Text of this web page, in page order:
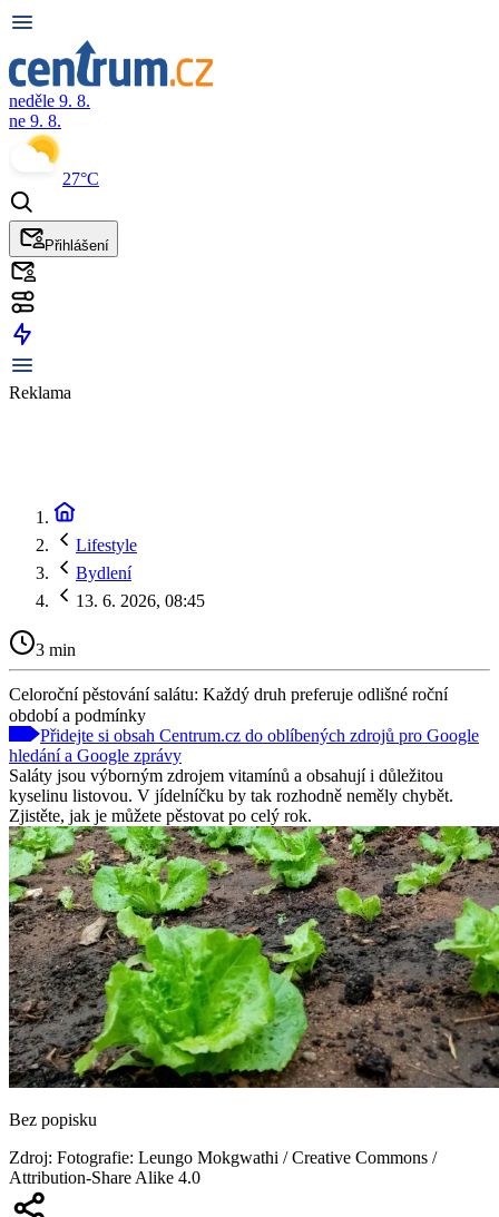
neděle 9. 8.
ne 9. 8.
27°C
Přihlášení
Reklama
Lifestyle
Bydlení
13. 6. 2026, 08:45
3 min
Celoroční pěstování salátu: Každý druh preferuje odlišné roční
období a podmínky
Přidejte si obsah Centrum.cz do oblíbených zdrojů pro Google
hledání a Google zprávy
Saláty jsou výborným zdrojem vitamínů a obsahují i důležitou
kyselinu listovou. V jídelníčku by tak rozhodně neměly chybět.
Zjistěte, jak je můžete pěstovat po celý rok.
Bez popisku
Zdroj: Fotografie: Leungo Mokgwathi / Creative Commons /
Attribution-Share Alike 4.0